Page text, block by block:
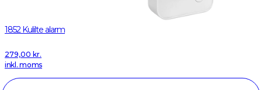
1852 Kulilte alarm
279,00 kr.
inkl. moms